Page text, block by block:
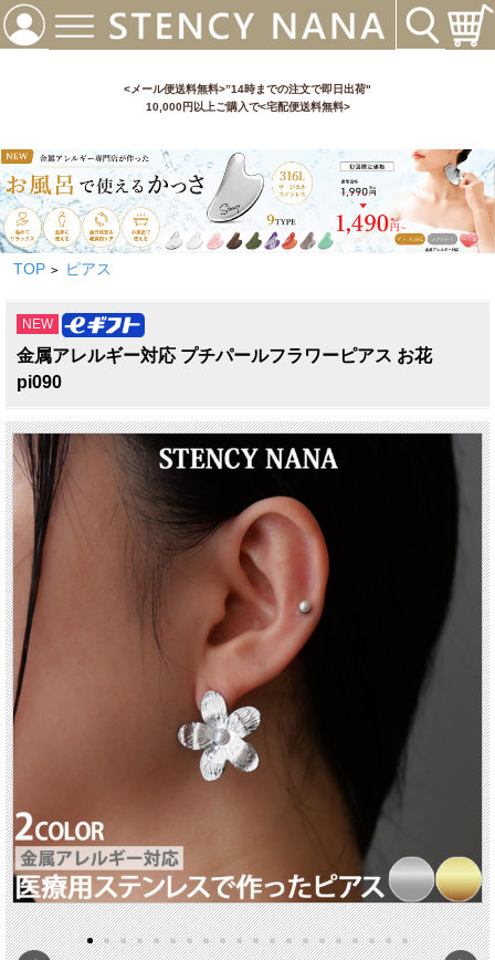
<メール便送料無料>”14時までの注文で即日出荷"
10,000円以上ご購入で<宅配便送料無料>
TOP > ピアス
NEW
金属アレルギー対応 プチパールフラワーピアス お花
pi090